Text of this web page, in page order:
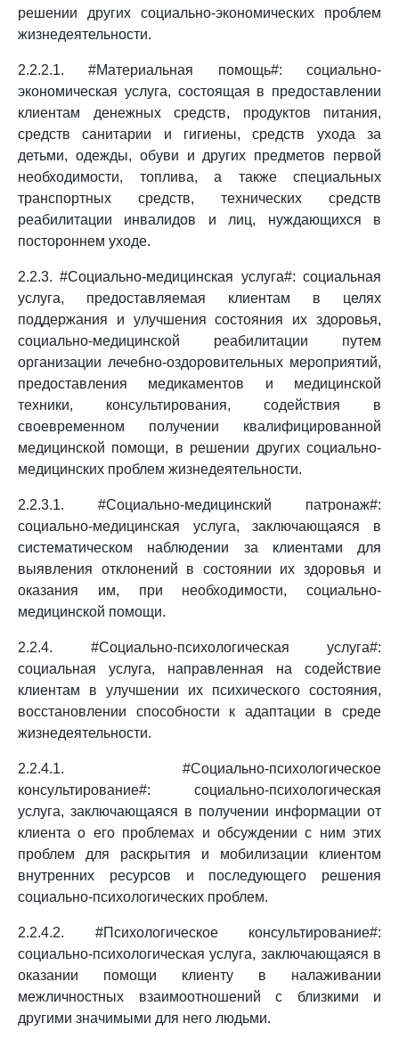
решении других социально-экономических проблем
жизнедеятельности.
2.2.2.1. #Материальная помощь#: социально-
экономическая услуга, состоящая в предоставлении
клиентам денежных средств, продуктов питания,
средств санитарии и гигиены, средств ухода за
детьми, одежды, обуви и других предметов первой
необходимости, топлива, а также специальных
транспортных средств, технических средств
реабилитации инвалидов и лиц, нуждающихся в
постороннем уходе.
2.2.3. #Социально-медицинская услуга#: социальная
услуга, предоставляемая клиентам в целях
поддержания и улучшения состояния их здоровья,
социально-медицинской реабилитации путем
организации лечебно-оздоровительных мероприятий,
предоставления медикаментов и медицинской
техники, консультирования, содействия в
своевременном получении квалифицированной
медицинской помощи, в решении других социально-
медицинских проблем жизнедеятельности.
2.2.3.1. #Социально-медицинский патронаж#:
социально-медицинская услуга, заключающаяся в
систематическом наблюдении за клиентами для
выявления отклонений в состоянии их здоровья и
оказания им, при необходимости, социально-
медицинской помощи.
2.2.4. #Социально-психологическая услуга#:
социальная услуга, направленная на содействие
клиентам в улучшении их психического состояния,
восстановлении способности к адаптации в среде
жизнедеятельности.
2.2.4.1. #Социально-психологическое
консультирование#: социально-психологическая
услуга, заключающаяся в получении информации от
клиента о его проблемах и обсуждении с ним этих
проблем для раскрытия и мобилизации клиентом
внутренних ресурсов и последующего решения
социально-психологических проблем.
2.2.4.2. #Психологическое консультирование#:
социально-психологическая услуга, заключающаяся в
оказании помощи клиенту в налаживании
межличностных взаимоотношений с близкими и
другими значимыми для него людьми.